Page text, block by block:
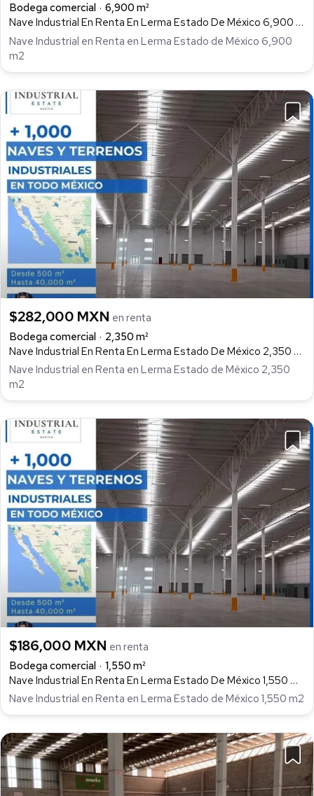
Bodega comercial
6,900 m²
Nave Industrial En Renta En Lerma Estado De México 6,900 M2, Corredor Industrial Toluca Lerma, Lerma
Nave Industrial en Renta en Lerma Estado de México 6,900
m2
$282,000 MXN en renta
Bodega comercial
2,350 m²
Nave Industrial En Renta En Lerma Estado De México 2,350 M2, Corredor Industrial Toluca Lerma, Lerma
Nave Industrial en Renta en Lerma Estado de México 2,350
m2
$186,000 MXN en renta
Bodega comercial
1,550 m²
Nave Industrial En Renta En Lerma Estado De México 1,550 M2, Corredor Industrial Toluca Lerma, Lerma
Nave Industrial en Renta en Lerma Estado de México 1,550 m2